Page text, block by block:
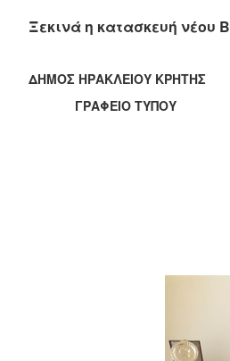
Ξεκινά η κατασκευή νέου
ΔΗΜΟΣ ΗΡΑΚΛΕΙΟΥ ΚΡΗΤΗΣ
ΓΡΑΦΕΙΟ ΤΥΠΟΥ